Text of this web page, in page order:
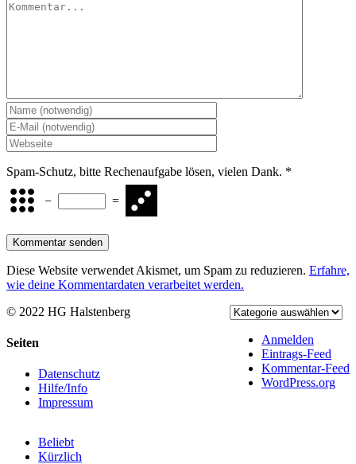
Kommentar
Spam-Schutz, bitte Rechenaufgabe lösen, vielen Dank. *
− =
Diese Website verwendet Akismet, um Spam zu reduzieren. Erfahre,
wie deine Kommentardaten verarbeitet werden.
Anmelden
Eintrags-Feed
Kommentar-Feed
WordPress.org
© 2022 HG Halstenberg
Toggle
Area
Seiten
Datenschutz
Hilfe/Info
Impressum
Beliebt
Kürzlich